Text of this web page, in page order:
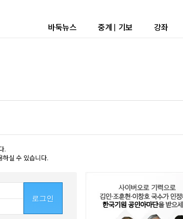
바둑뉴스 중계 | 기보 강좌
.
하실 수 있습니다.
로그인